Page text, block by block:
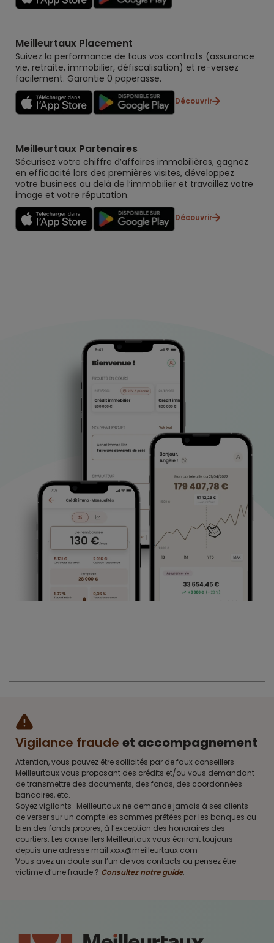
Meilleurtaux Placement
Suivez la performance de tous vos contrats (assurance
vie, retraite, immobilier, défiscalisation) et re-versez
facilement. Garantie 0 paperasse.
Découvrir
Meilleurtaux Partenaires
Sécurisez votre chiffre d’affaires immobilières, gagnez
en efficacité lors des premières visites, développez
votre business au delà de l’immobilier et travaillez votre
image et votre réputation.
Découvrir
Vigilance fraude et accompagnement
Attention, vous pouvez être sollicités par de faux conseillers
Meilleurtaux vous proposant des crédits et/ou vous demandant
de transmettre des documents, des fonds, des coordonnées
bancaires, etc.
Soyez vigilants · Meilleurtaux ne demande jamais à ses clients
de verser sur un compte les sommes prêtées par les banques ou
bien des fonds propres, à l’exception des honoraires des
courtiers. Les conseillers Meilleurtaux vous écriront toujours
depuis une adresse mail xxxx@meilleurtaux.com
Vous avez un doute sur l’un de vos contacts ou pensez être
victime d’une fraude ? Consultez notre guide.